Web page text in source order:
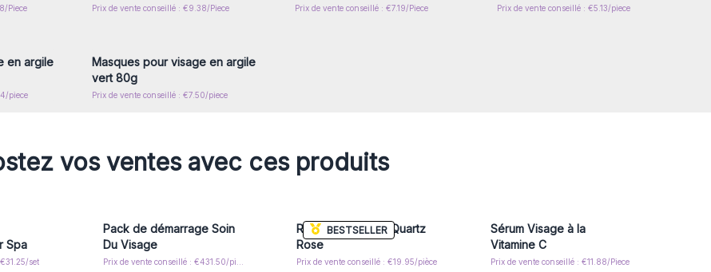
Piece Prix de vente conseillé : €9.38/Piece Prix de vente conseillé : €7.19/Piece Prix de vente conseillé : €5.13/piece
en argile
piece
Connectez-vous ou inscrivez-
Masques pour visage en argile
vert 80g
Prix de vente conseillé : €7.50/piece
vos ventes avec ces produits
Spa
set
Pack de démarrage Soin
Du Visage
BESTSELLER
Rouleau Visage - Quartz
Rose
Prix de vente conseillé : €19.95/pièce
Sérum Visage à la
Vitamine C
Prix de vente conseillé : €11.88/Piece